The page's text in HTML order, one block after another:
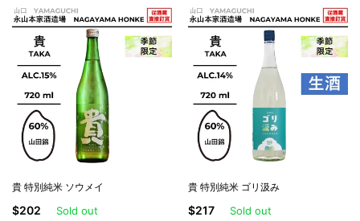
貴 特別純米 ソウメイ
$202 Sold out
貴 特別純米 ゴリ汲み
$217 Sold out